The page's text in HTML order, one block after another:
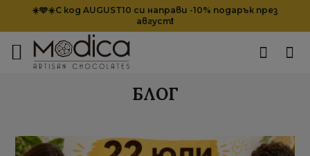
☀️🩵☀️С код AUGUST10 си направи -10% подарък през
август❗
БЛОГ